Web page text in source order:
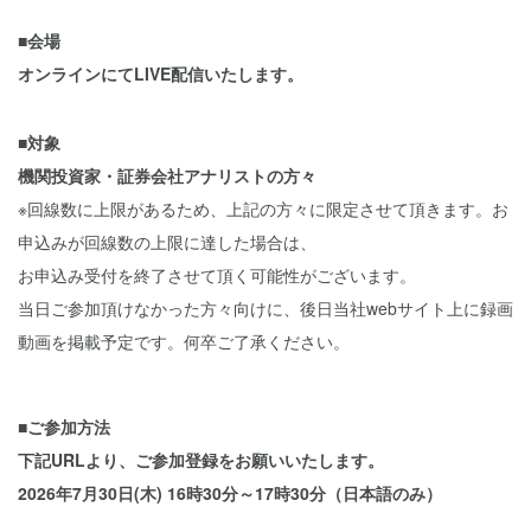
■会場
オンラインにてLIVE配信いたします。
■対象
機関投資家・証券会社アナリストの方々
※回線数に上限があるため、上記の方々に限定させて頂きます。お
申込みが回線数の上限に達した場合は、
お申込み受付を終了させて頂く可能性がございます。
当日ご参加頂けなかった方々向けに、後日当社webサイト上に録画
動画を掲載予定です。何卒ご了承ください。
■ご参加方法
下記URLより、ご参加登録をお願いいたします。
2026年7月30日(木) 16時30分～17時30分（日本語のみ）